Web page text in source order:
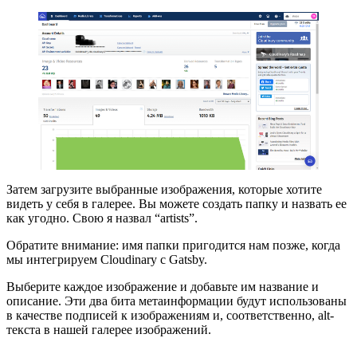
Затем загрузите выбранные изображения, которые хотите
видеть у себя в галерее. Вы можете создать папку и назвать ее
как угодно. Свою я назвал “artists”.
Обратите внимание: имя папки пригодится нам позже, когда
мы интегрируем Cloudinary с Gatsby.
Выберите каждое изображение и добавьте им название и
описание. Эти два бита метаинформации будут использованы
в качестве подписей к изображениям и, соответственно, alt-
текста в нашей галерее изображений.